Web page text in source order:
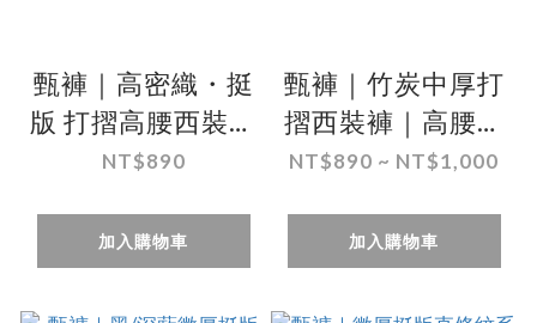
甄褲｜高密織・挺
版 打摺高腰西裝褲
｜直筒剪裁・多色
免費改長
NT$890
加入購物車
甄褲｜竹炭中厚打
摺西裝褲｜高腰直
筒・打摺設計・防
吋）免費改長
NT$890 ~ NT$1,000
加入購物車